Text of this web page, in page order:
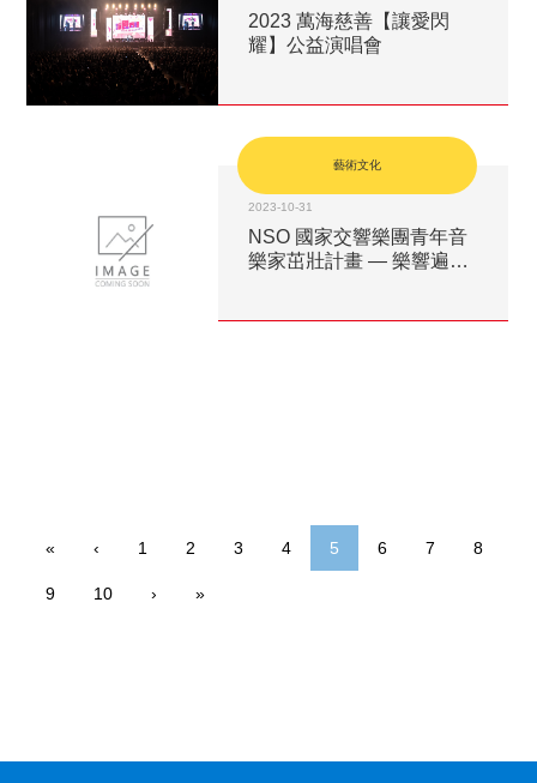
2023 萬海慈善【讓愛閃
耀】公益演唱會
藝術文化
2023-10-31
NSO 國家交響樂團青年音
樂家茁壯計畫 — 樂響遍
« ‹ 1 2 3 4 5 6 7 8
9 10 › »